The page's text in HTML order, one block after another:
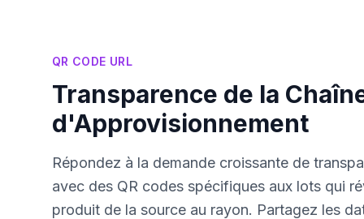
QR CODE URL
Transparence de la
d'Approvisionnement
Répondez à la demande croissante de
avec des QR codes spécifiques aux lots qui
produit de la source au rayon. Partagez les